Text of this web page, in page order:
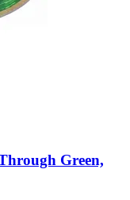
Green,